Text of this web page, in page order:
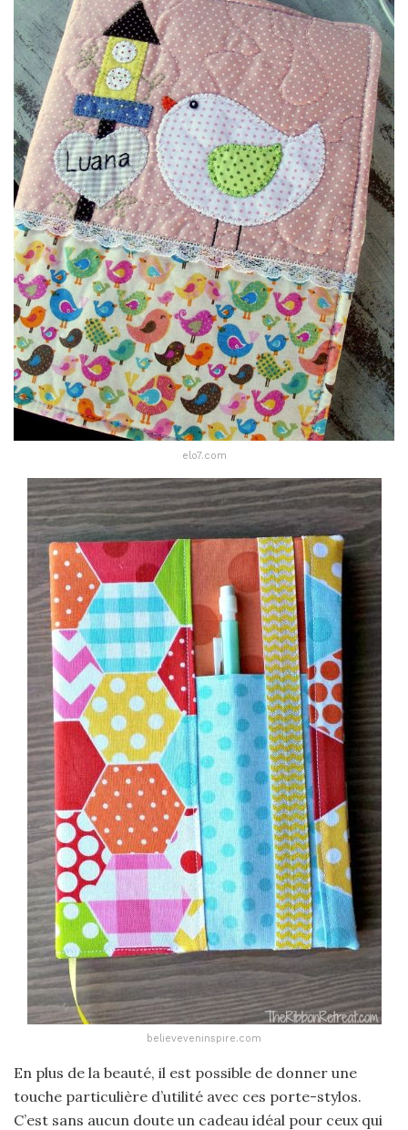
elo7.com
believeveninspire.com
En plus de la beauté, il est possible de donner une
touche particulière d’utilité avec ces porte-stylos.
C’est sans aucun doute un cadeau idéal pour ceux qui